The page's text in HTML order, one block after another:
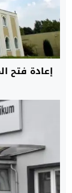
إعادة فتح